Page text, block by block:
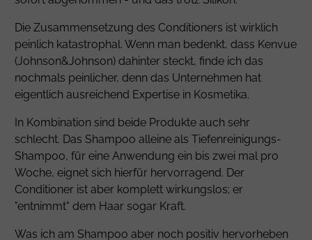
Die Zusammensetzung des Conditioners ist wirklich
peinlich katastrophal. Wenn man bedenkt, dass Kenvue
(Johnson&Johnson) dahinter steckt, finde ich das
nochmals peinlicher, denn das Unternehmen hat
eigentlich ausreichend Expertise in Kosmetika.
In Kombination sind beide Produkte auch sehr
schlecht. Das Shampoo alleine als Tiefenreinigungs-
Shampoo, für eine Anwendung ein bis zwei mal pro
Woche, eignet sich hierfür hervorragend. Der
Conditioner ist aber komplett wirkungslos; er
"entnimmt" dem Haar sogar Kraft.
Was ich am Shampoo aber noch positiv hervorheben